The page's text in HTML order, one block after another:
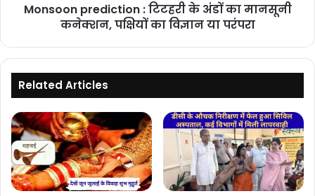
पक्षियोंMonsoon prediction : टिटहरी के अंडों का मानसूनी
कनेक्शन, पक्षियों का विज्ञान या परंपरा
Related Articles